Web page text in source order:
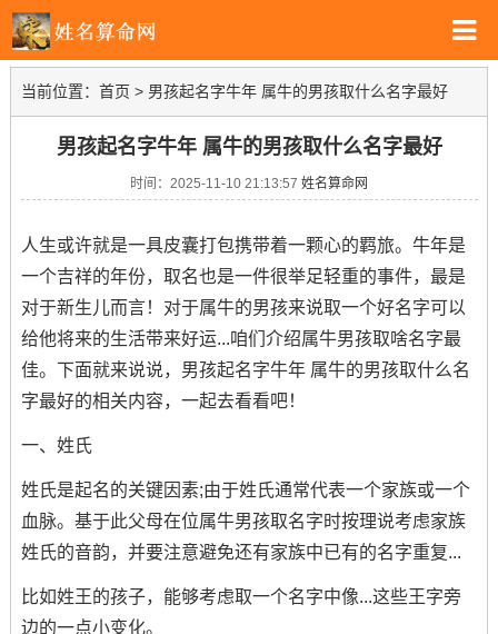
当前位置： 首页 > 男孩起名字牛年 属牛的男孩取什么名字最好
男孩起名字牛年 属牛的男孩取什么名字最好
时间：2025-11-10 21:13:57 姓名算命网
人生或许就是一具皮囊打包携带着一颗心的羁旅。牛年是
一个吉祥的年份，取名也是一件很举足轻重的事件，最是
对于新生儿而言！对于属牛的男孩来说取一个好名字可以
给他将来的生活带来好运...咱们介绍属牛男孩取啥名字最
佳。下面就来说说，男孩起名字牛年 属牛的男孩取什么名
字最好的相关内容，一起去看看吧！
一、姓氏
姓氏是起名的关键因素;由于姓氏通常代表一个家族或一个
血脉。基于此父母在位属牛男孩取名字时按理说考虑家族
姓氏的音韵，并要注意避免还有家族中已有的名字重复...
比如姓王的孩子，能够考虑取一个名字中像...这些王字旁
边的一点小变化。